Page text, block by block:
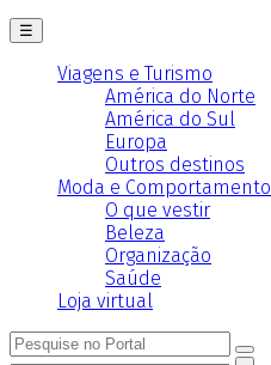
☰
Viagens e Turismo
América do Norte
América do Sul
Europa
Outros destinos
Moda e Comportamento
O que vestir
Beleza
Organização
Saúde
Loja virtual